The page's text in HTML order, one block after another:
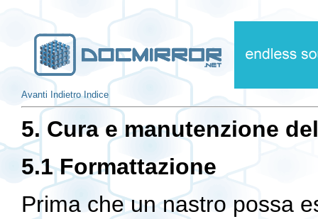
Avanti Indietro Indice
5. Cura e manutenzione
5.1 Formattazione
Prima che un nastro possa